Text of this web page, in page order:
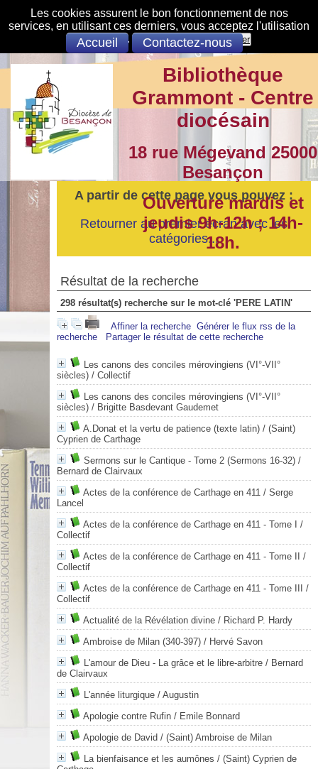
Les cookies assurent le bon fonctionnement de nos
services, en utilisant ces derniers, vous acceptez l'utilisation
des cookies.
S'opposer Accepter
Accueil Contactez-nous
A partir de cette page vous pouvez :
Retourner au premier écran avec les
catégories...
Résultat de la recherche
298 résultat(s) recherche sur le mot-clé 'PERE LATIN'
Affiner la recherche Générer le flux rss de la
recherche
Partager le résultat de cette recherche
Les canons des conciles mérovingiens (VI°-VII°
siècles)/ Collectif
Les canons des conciles mérovingiens (VI°-VII°
siècles)/ Brigitte Basdevant Gaudemet
A.Donat et la vertu de patience (texte latin)/ (Saint)
Cyprien de Carthage
Sermons sur le Cantique - Tome 2 (Sermons 16-32)/
Bernard de Clairvaux
Actes de la conférence de Carthage en 411/ Serge
Lancel
Actes de la conférence de Carthage en 411 - Tome I
/
Collectif
Actes de la conférence de Carthage en 411 - Tome II
/
Collectif
Actes de la conférence de Carthage en 411 - Tome III
/
Collectif
Actualité de la Révélation divine/ Richard P. Hardy
Ambroise de Milan (340-397)/ Hervé Savon
L'amour de Dieu - La grâce et le libre-arbitre/ Bernard
de Clairvaux
L'année liturgique/ Augustin
Apologie contre Rufin/ Emile Bonnard
Apologie de David / (Saint) Ambroise de Milan
La bienfaisance et les aumônes / (Saint) Cyprien de
Bibliothèque
Grammont - Centre
diocésain
18 rue Mégevand 25000
Besançon
Ouverture mardis et
jeudis 9h-12h ; 14h-
18h.